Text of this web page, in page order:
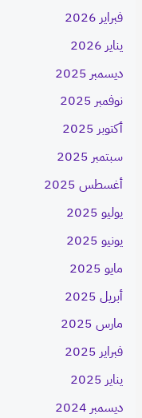
فبراير 2026
يناير 2026
ديسمبر 2025
نوفمبر 2025
أكتوبر 2025
سبتمبر 2025
أغسطس 2025
يوليو 2025
يونيو 2025
مايو 2025
أبريل 2025
مارس 2025
فبراير 2025
يناير 2025
ديسمبر 2024